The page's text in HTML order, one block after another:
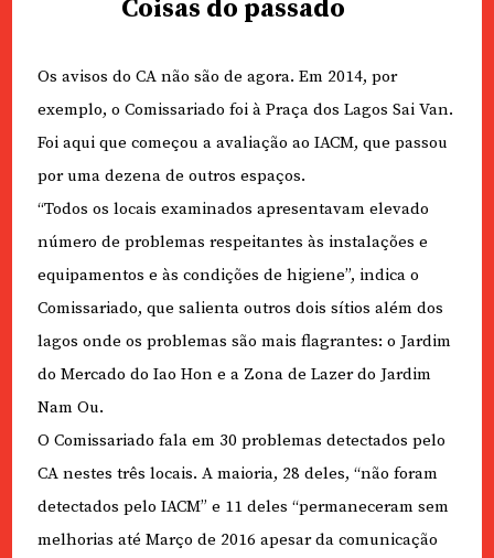
Coisas do passado
Os avisos do CA não são de agora. Em 2014, por
exemplo, o Comissariado foi à Praça dos Lagos Sai Van.
Foi aqui que começou a avaliação ao IACM, que passou
por uma dezena de outros espaços.
“Todos os locais examinados apresentavam elevado
número de problemas respeitantes às instalações e
equipamentos e às condições de higiene”, indica o
Comissariado, que salienta outros dois sítios além dos
lagos onde os problemas são mais flagrantes: o Jardim
do Mercado do Iao Hon e a Zona de Lazer do Jardim
Nam Ou.
O Comissariado fala em 30 problemas detectados pelo
CA nestes três locais. A maioria, 28 deles, “não foram
detectados pelo IACM” e 11 deles “permaneceram sem
melhorias até Março de 2016 apesar da comunicação